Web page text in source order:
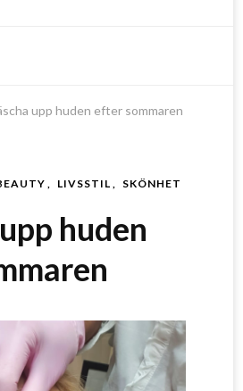
upp huden efter sommaren
LIVSSTIL SKÖNHET
huden